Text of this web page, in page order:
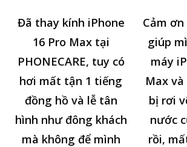
Đã thay kính iPhone
16 Pro Max tại
PHONECARE, tuy có
hơi mất tận 1 tiếng
đồng hồ và lễ tân
hình như đông khách
mà không để mình
Cảm
giúp
máy
Max và
bị rơi
nước
rồi,